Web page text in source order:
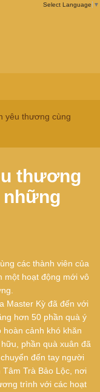
Select Language ▼
yêu thương cùng
thương
những
các thành viên của
một hoạt động mới vô
Master Kỳ đã đến với
hơn 50 phần quà ý
cảnh khó khăn
phần quà xuân đã
đến tay người
Trà Bảo Lộc, nơi
trình với các hoạt